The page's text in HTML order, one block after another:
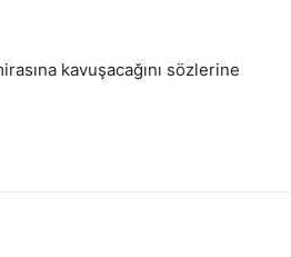
kavuşacağını sözlerine